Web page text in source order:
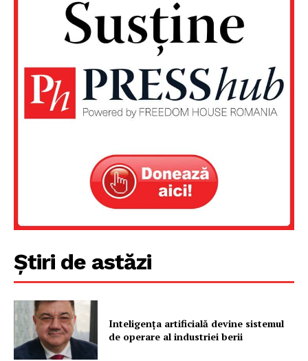
PRESShub
Despre noi / Echipa
Proiecte editoriale
Știri de astăzi
Inteligența artificială devine sistemul
de operare al industriei berii